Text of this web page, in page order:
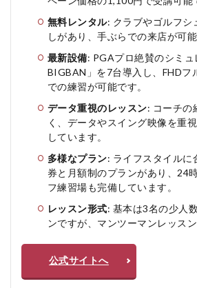
無料レンタル: クラブやゴルフシ
しがあり、手ぶらでの来店が可能
最新設備: PGAプロ絶賛のシミ
BIGBAN」を7台導入し、FHDフ
での練習が可能です。
データ重視のレッスン: コーチの
く、データやスイング映像を重
しています。
多様なプラン: ライフスタイルに
券と月額制のプランがあり、24
フ練習場も完備しています。
レッスン形式: 基本は3名の少人
ンですが、マンツーマンレッス
公式サイトへ